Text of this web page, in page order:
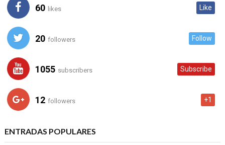
60 likes Like
20 followers Follow
1055 subscribers Subscribe
12 followers +1
ENTRADAS POPULARES